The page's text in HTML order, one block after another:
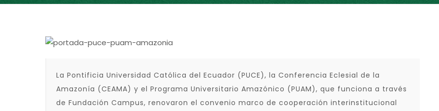
La Pontificia Universidad Católica del Ecuador (PUCE), la Conferencia Eclesial de la
Amazonía (CEAMA) y el Programa Universitario Amazónico (PUAM), que funciona a través
de Fundación Campus, renovaron el convenio marco de cooperación interinstitucional